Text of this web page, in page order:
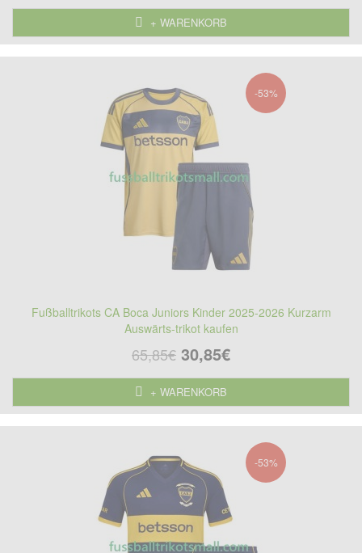
+ WARENKORB
-53%
Fußballtrikots CA Boca Juniors Kinder 2025-2026 Kurzarm
Auswärts-trikot kaufen
65,85€ 30,85€
+ WARENKORB
-53%